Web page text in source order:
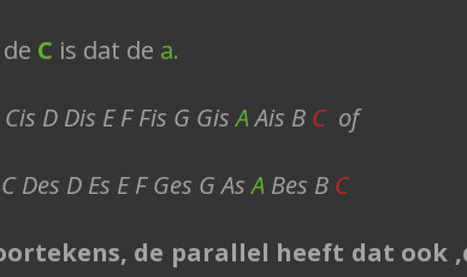
C is dat de a.
Cis D Dis E F Fis G GisAAis B Cof
C Des D Es E F Ges G AsA Bes B C
de parallel heeft dat ook